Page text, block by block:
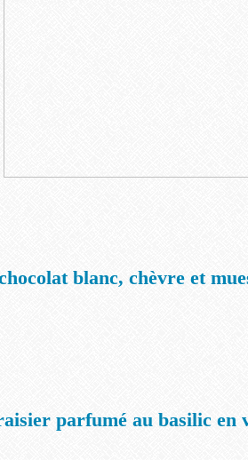
blanc, chèvre et
parfumé au basilic en